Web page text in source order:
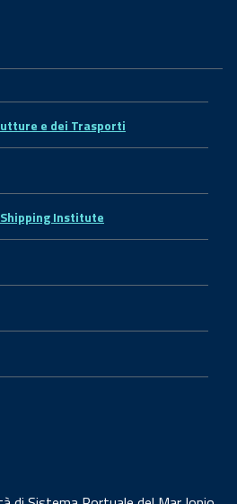
e dei Trasporti
Institute